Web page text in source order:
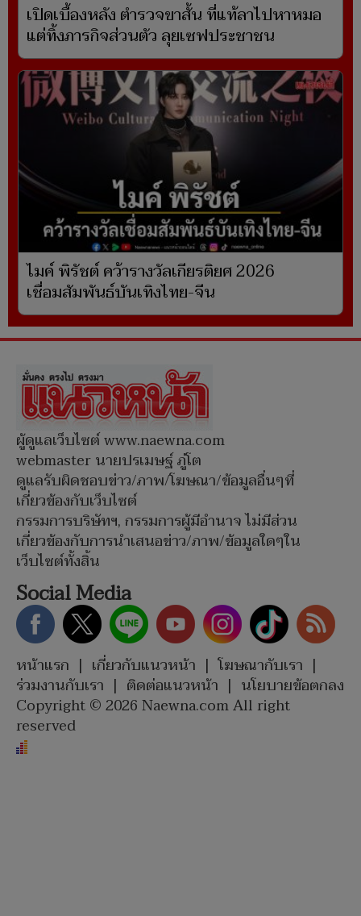
เปิดเบื้องหลัง ตำรวจขาสั้น ที่แท้ลาไปหาหมอ
แต่ทิ้งภารกิจส่วนตัว ลุยเซฟประชาชน
ไมค์ พิรัชต์ คว้ารางวัลเกียรติยศ 2026
เชื่อมสัมพันธ์บันเทิงไทย-จีน
ผู้ดูแลเว็บไซต์ www.naewna.com
webmaster นายปรเมษฐ์ ภู่โต
ดูแลรับผิดชอบข่าว/ภาพ/โฆษณา/ข้อมูลอื่นๆที่
เกี่ยวข้องกับเว็บไซต์
กรรมการบริษัทฯ, กรรมการผู้มีอำนาจ ไม่มีส่วน
เกี่ยวข้องกับการนำเสนอข่าว/ภาพ/ข้อมูลใดๆใน
เว็บไซต์ทั้งสิ้น
Social Media
หน้าแรก | เกี่ยวกับแนวหน้า | โฆษณากับเรา |
ร่วมงานกับเรา | ติดต่อแนวหน้า | นโยบายข้อตกลง
Copyright © 2026 Naewna.com All right
reserved